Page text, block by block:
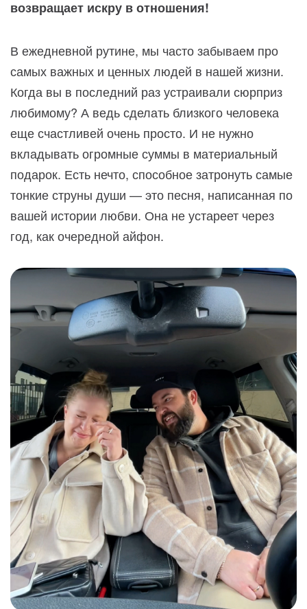
возвращает искру в отношения!
В ежедневной рутине, мы часто забываем про
самых важных и ценных людей в нашей жизни.
Когда вы в последний раз устраивали сюрприз
любимому? А ведь сделать близкого человека
еще счастливей очень просто. И не нужно
вкладывать огромные суммы в материальный
подарок. Есть нечто, способное затронуть самые
тонкие струны души — это песня, написанная по
вашей истории любви. Она не устареет через
год, как очередной айфон.